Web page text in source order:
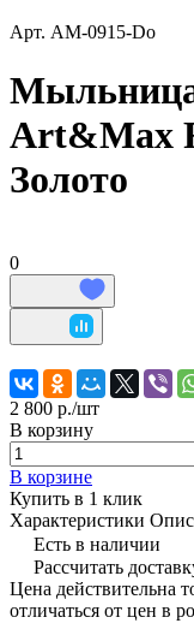
Арт. AM-0915-Do
Мыльница
Art&Max
Золото
0
2 800 р./шт
В корзину
В корзине
Купить в 1 клик
Характеристики
Есть в наличии
Рассчитать
Цена действительна
отличаться от цен в